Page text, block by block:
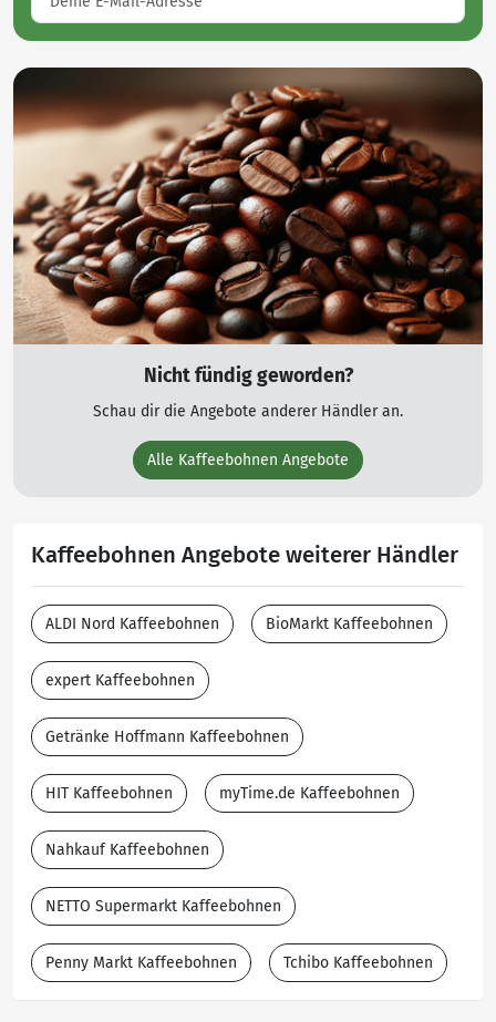
Nicht fündig geworden?
Schau dir die Angebote anderer Händler an.
Alle Kaffeebohnen Angebote
Kaffeebohnen Angebote weiterer Händler
ALDI Nord Kaffeebohnen BioMarkt Kaffeebohnen
expert Kaffeebohnen
Getränke Hoffmann Kaffeebohnen
HIT Kaffeebohnen myTime.de Kaffeebohnen
Nahkauf Kaffeebohnen
NETTO Supermarkt Kaffeebohnen
Penny Markt Kaffeebohnen Tchibo Kaffeebohnen